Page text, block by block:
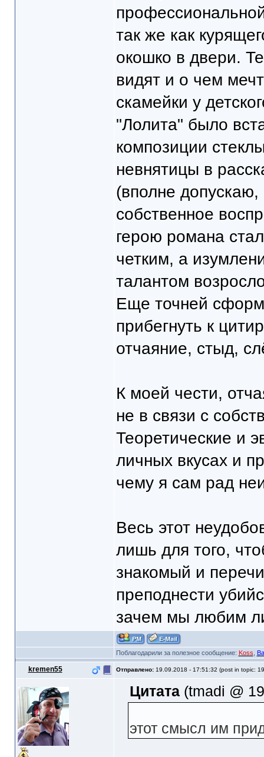
так же как
окошко в двери.
видят и о чем
скамейки у
"Лолита" было
композиции
невнятицы в
(вполне
собственное
герою романа
четким, а
талантом
Еще точней
прибегнуть к
отчаяние, стыд,
К моей чести,
не в связи с
Теоретические и
личных вкусах и
чему я сам рад
Весь этот
лишь для того,
знакомый и
преподнести
зачем мы любим
Поблагодарили за полезное сообщение: Koss
kremen55 Отправлено: 19.09.2018 - 17:51:32 (post in topic:
Цитата(tmadi @
этот смысл им